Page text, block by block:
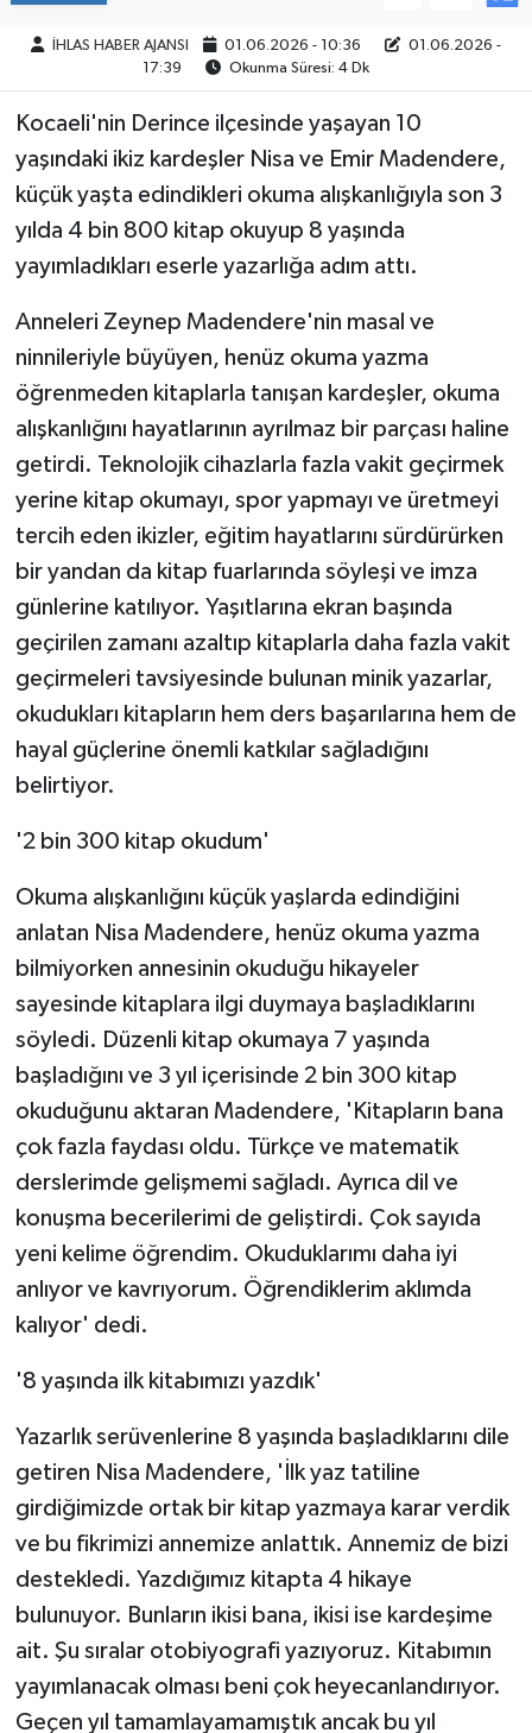
İHLAS HABER AJANSI 01.06.2026 - 10:36
01.06.2026 -
17:39
Okunma Süresi: 4 Dk
Kocaeli'nin Derince ilçesinde yaşayan 10
yaşındaki ikiz kardeşler Nisa ve Emir Madendere,
küçük yaşta edindikleri okuma alışkanlığıyla son 3
yılda 4 bin 800 kitap okuyup 8 yaşında
yayımladıkları eserle yazarlığa adım attı.
Anneleri Zeynep Madendere'nin masal ve
ninnileriyle büyüyen, henüz okuma yazma
öğrenmeden kitaplarla tanışan kardeşler, okuma
alışkanlığını hayatlarının ayrılmaz bir parçası haline
getirdi. Teknolojik cihazlarla fazla vakit geçirmek
yerine kitap okumayı, spor yapmayı ve üretmeyi
tercih eden ikizler, eğitim hayatlarını sürdürürken
bir yandan da kitap fuarlarında söyleşi ve imza
günlerine katılıyor. Yaşıtlarına ekran başında
geçirilen zamanı azaltıp kitaplarla daha fazla vakit
geçirmeleri tavsiyesinde bulunan minik yazarlar,
okudukları kitapların hem ders başarılarına hem de
hayal güçlerine önemli katkılar sağladığını
belirtiyor.
'2 bin 300 kitap okudum'
Okuma alışkanlığını küçük yaşlarda edindiğini
anlatan Nisa Madendere, henüz okuma yazma
bilmiyorken annesinin okuduğu hikayeler
sayesinde kitaplara ilgi duymaya başladıklarını
söyledi. Düzenli kitap okumaya 7 yaşında
başladığını ve 3 yıl içerisinde 2 bin 300 kitap
okuduğunu aktaran Madendere, 'Kitapların bana
çok fazla faydası oldu. Türkçe ve matematik
derslerimde gelişmemi sağladı. Ayrıca dil ve
konuşma becerilerimi de geliştirdi. Çok sayıda
yeni kelime öğrendim. Okuduklarımı daha iyi
anlıyor ve kavrıyorum. Öğrendiklerim aklımda
kalıyor' dedi.
'8 yaşında ilk kitabımızı yazdık'
Yazarlık serüvenlerine 8 yaşında başladıklarını dile
getiren Nisa Madendere, 'İlk yaz tatiline
girdiğimizde ortak bir kitap yazmaya karar verdik
ve bu fikrimizi annemize anlattık. Annemiz de bizi
destekledi. Yazdığımız kitapta 4 hikaye
bulunuyor. Bunların ikisi bana, ikisi ise kardeşime
ait. Şu sıralar otobiyografi yazıyoruz. Kitabımın
yayımlanacak olması beni çok heyecanlandırıyor.
Geçen yıl tamamlayamamıştık ancak bu yıl